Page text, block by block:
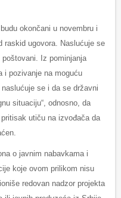
okončani u novembru i
raskid ugovora. Naslućuje se
Iz pominjanja
i pozivanje na moguću
se i da se državni
situaciju“, odnosno, da
utiču na izvođača da
o javnim nabavkama i
koje ovom prilikom nisu
redovan nadzor projekta